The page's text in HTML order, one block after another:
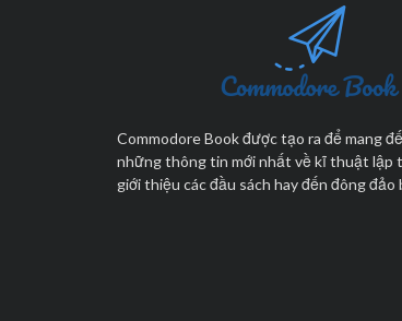
Commodore Book được tạo ra để mang
những thông tin mới nhất về kĩ thuật lập
giới thiệu các đầu sách hay đến đông đảo